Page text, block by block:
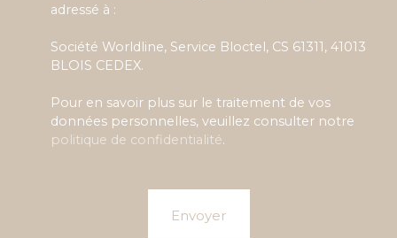
adressé à :
Société Worldline, Service Bloctel, CS 61311, 41013
BLOIS CEDEX.
Pour en savoir plus sur le traitement de vos
données personnelles, veuillez consulter notre
politique de confidentialité.
Envoyer